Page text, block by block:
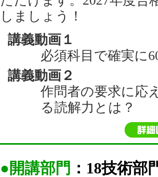
しましょう！
講義動画１
必須科目で確実に
講義動画２
作問者の要求に応
る読解力とは？
●開講部門 ：18技術部